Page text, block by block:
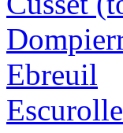
Ebreuil